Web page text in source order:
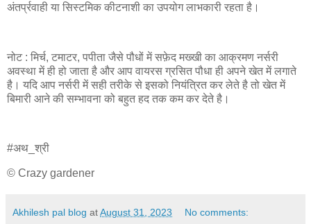
अंतर्प्रवाही या सिस्टमिक कीटनाशी का उपयोग लाभकारी रहता है।
नोट : मिर्च, टमाटर, पपीता जैसे पौधों में सफ़ेद मख्खी का आक्रमण नर्सरी
अवस्था में ही हो जाता है और आप वायरस ग्रसित पौधा ही अपने खेत में लगाते
है। यदि आप नर्सरी में सही तरीके से इसको नियंत्रित कर लेते है तो खेत में
बिमारी आने की सम्भावना को बहुत हद तक कम कर देते है।
#अथ_श्री
© Crazy gardener
Akhilesh pal blog atAugust 31, 2023 No comments: